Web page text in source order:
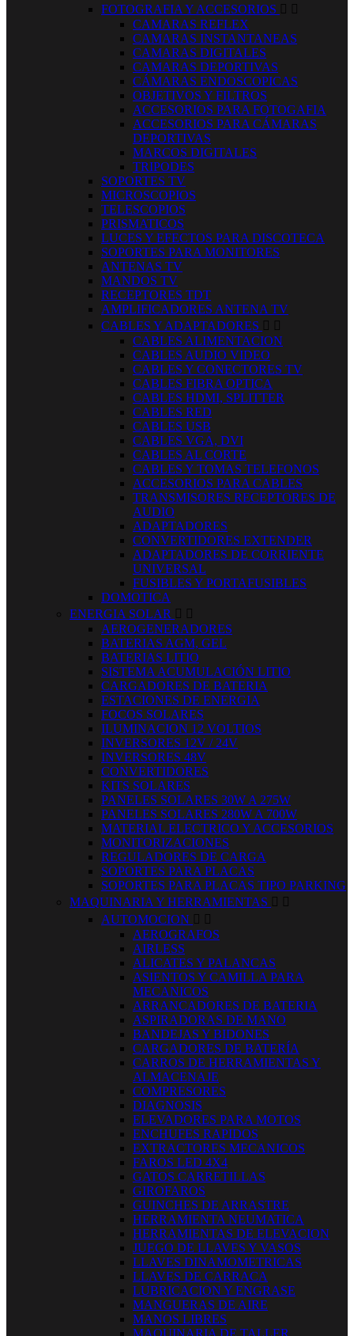
FOTOGRAFIA Y ACCESORIOS  
CAMARAS REFLEX
CAMARAS INSTANTANEAS
CAMARAS DIGITALES
CAMARAS DEPORTIVAS
CÁMARAS ENDOSCOPICAS
OBJETIVOS Y FILTROS
ACCESORIOS PARA FOTOGAFIA
ACCESORIOS PARA CÁMARAS
DEPORTIVAS
MARCOS DIGITALES
TRIPODES
SOPORTES TV
MICROSCOPIOS
TELESCOPIOS
PRISMATICOS
LUCES Y EFECTOS PARA DISCOTECA
SOPORTES PARA MONITORES
ANTENAS TV
MANDOS TV
RECEPTORES TDT
AMPLIFICADORES ANTENA TV
CABLES Y ADAPTADORES  
CABLES ALIMENTACION
CABLES AUDIO VIDEO
CABLES Y CONECTORES TV
CABLES FIBRA OPTICA
CABLES HDMI, SPLITTER
CABLES RED
CABLES USB
CABLES VGA, DVI
CABLES AL CORTE
CABLES Y TOMAS TELEFONOS
ACCESORIOS PARA CABLES
TRANSMISORES RECEPTORES DE
AUDIO
ADAPTADORES
CONVERTIDORES EXTENDER
ADAPTADORES DE CORRIENTE
UNIVERSAL
FUSIBLES Y PORTAFUSIBLES
DOMOTICA
ENERGIA SOLAR  
AEROGENERADORES
BATERIAS AGM, GEL
BATERIAS LITIO
SISTEMA ACUMULACIÓN LITIO
CARGADORES DE BATERIA
ESTACIONES DE ENERGIA
FOCOS SOLARES
ILUMINACION 12 VOLTIOS
INVERSORES 12V / 24V
INVERSORES 48V
CONVERTIDORES
KITS SOLARES
PANELES SOLARES 30W A 275W
PANELES SOLARES 280W A 700W
MATERIAL ELECTRICO Y ACCESORIOS
MONITORIZACIONES
REGULADORES DE CARGA
SOPORTES PARA PLACAS
SOPORTES PARA PLACAS TIPO PARKING
MAQUINARIA Y HERRAMIENTAS  
AUTOMOCION  
AEROGRAFOS
AIRLESS
ALICATES Y PALANCAS
ASIENTOS Y CAMILLA PARA
MECANICOS
ARRANCADORES DE BATERIA
ASPIRADORAS DE MANO
BANDEJAS Y BIDONES
CARGADORES DE BATERÍA
CARROS DE HERRAMIENTAS Y
ALMACENAJE
COMPRESORES
DIAGNOSIS
ELEVADORES PARA MOTOS
ENCHUFES RAPIDOS
EXTRACTORES MECANICOS
FAROS LED 4X4
GATOS CARRETILLAS
GIROFAROS
GUINCHES DE ARRASTRE
HERRAMIENTA NEUMATICA
HERRAMIENTAS DE ELEVACION
JUEGO DE LLAVES Y VASOS
LLAVES DINAMOMETRICAS
LLAVES DE CARRACA
LUBRICACION Y ENGRASE
MANGUERAS DE AIRE
MANOS LIBRES
MAQUINARIA DE TALLER